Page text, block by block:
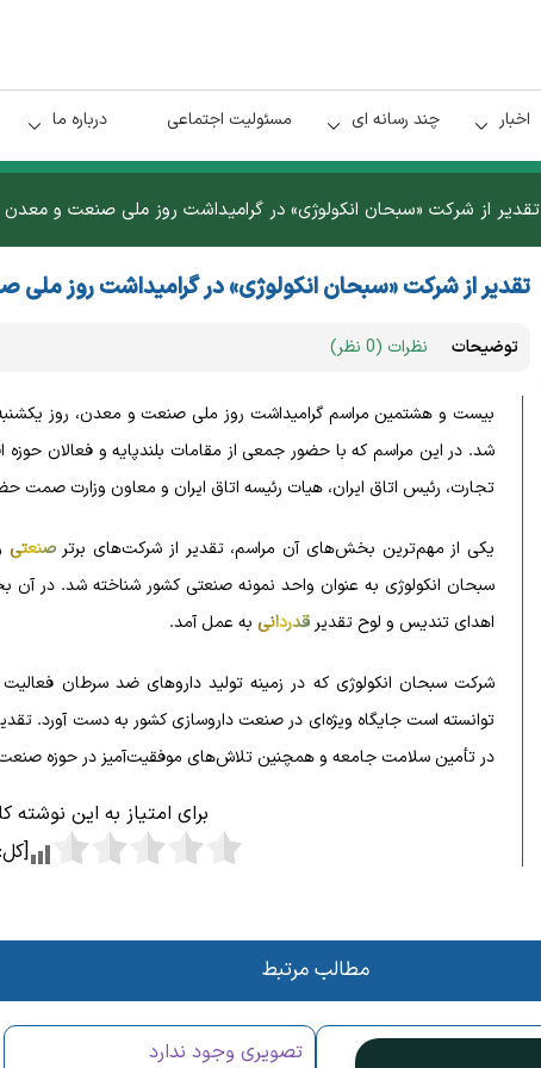
اخبار چند رسانه ای مسئولیت اجتماعی درباره ما
تقدیر از شرکت «سبحان انکولوژی» در گرامیداشت روز ملی صنعت و معدن
تقدیر از شرکت «سبحان انکولوژی» در گرامیداشت روز
توضیحات نظرات (0 نظر)
شد. در این مراسم که با حضور جمعی از مقامات بلندپایه و فعالان
تجارت، رئیس اتاق ایران، هیات رئیسه اتاق ایران و معاون وزارت صمت
یکی از مهم‌ترین بخش‌های آن مراسم، تقدیر از شرکت‌های برترصنعتی
سبحان انکولوژی به عنوان واحد نمونه صنعتی کشور شناخته شد. در آن
اهدای تندیس و لوح تقدیرقدردانی به عمل آمد.
شرکت سبحان انکولوژی که در زمینه تولید داروهای ضد سرطان
توانسته است جایگاه ویژه‌ای در صنعت داروسازی کشور به دست آورد.
در تأمین سلامت جامعه و همچنین تلاش‌های موفقیت‌آمیز در حوزه
برای امتیاز به این نوشته
[کل:
مطالب مرتبط
تصویری وجود ندارد